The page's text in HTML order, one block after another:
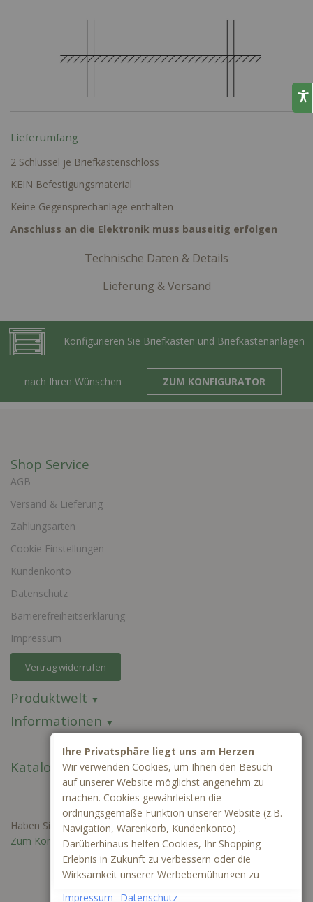
Lieferumfang
2 Schlüssel je Briefkastenschloss
KEIN Befestigungsmaterial
Keine Gegensprechanlage enthalten
Anschluss an die Elektronik muss bauseitig erfolgen
Technische Daten & Details
Lieferung & Versand
Konfigurieren Sie Briefkästen und Briefkastenanlagen
nach Ihren Wünschen ZUM KONFIGURATOR
Shop Service
AGB
Versand & Lieferung
Zahlungsarten
Cookie Einstellungen
Kundenkonto
Datenschutz
Barrierefreiheitserklärung
Impressum
Vertrag widerrufen
Produktwelt
Informationen
Kataloge
Haben Sie Fragen oder benötigen Sie ein individuelles Angebot?
Zum Kontaktformular
Ihre Privatsphäre liegt uns am Herzen
Wir verwenden Cookies, um Ihnen den Besuch
auf unserer Website möglichst angenehm zu
machen. Cookies gewährleisten die
ordnungsgemäße Funktion unserer Website (z.B.
Navigation, Warenkorb, Kundenkonto) .
Darüberhinaus helfen Cookies, Ihr Shopping-
Erlebnis in Zukunft zu verbessern oder die
Wirksamkeit unserer Werbebemühungen zu
Impressum Datenschutz